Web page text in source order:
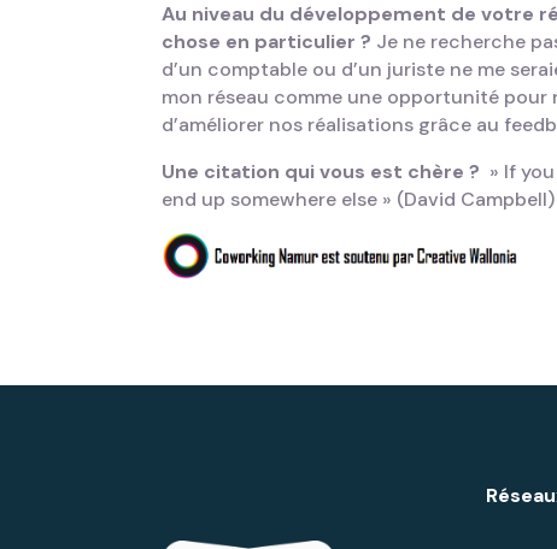
Au niveau du développement de votre
chose en particulier ? Je ne recherche
d’un comptable ou d’un juriste ne me
mon réseau comme une opportunité
d’améliorer nos réalisations grâce au
Une citation qui vous est chère ? » If
end up somewhere else » (David Campbell)